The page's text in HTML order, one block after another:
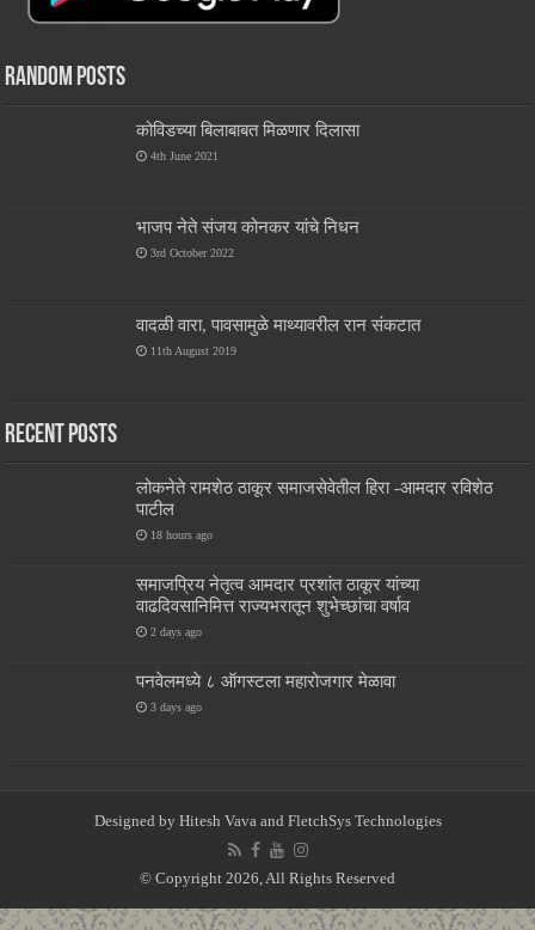
Random Posts
कोविडच्या बिलाबाबत मिळणार दिलासा
4th June 2021
भाजप नेते संजय कोनकर यांचे निधन
3rd October 2022
वादळी वारा, पावसामुळे माथ्यावरील रान संकटात
11th August 2019
Recent Posts
लोकनेते रामशेठ ठाकूर समाजसेवेतील हिरा -आमदार रविशेठ
पाटील
18 hours ago
समाजप्रिय नेतृत्व आमदार प्रशांत ठाकूर यांच्या
वाढदिवसानिमित्त राज्यभरातून शुभेच्छांचा वर्षाव
2 days ago
पनवेलमध्ये ८ ऑगस्टला महारोजगार मेळावा
3 days ago
Designed by Hitesh Vava and FletchSys Technologies
© Copyright 2026, All Rights Reserved